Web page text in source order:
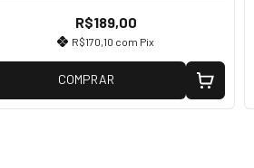
R$189,00
R$170,10 com Pix
COMPRAR